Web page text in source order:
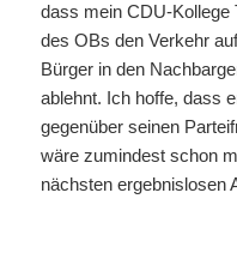
dass mein CDU-Kollege
des OBs den Verkehr
Bürger in den
ablehnt. Ich hoffe, dass
gegenüber seinen
wäre zumindest schon
nächsten ergebnislosen